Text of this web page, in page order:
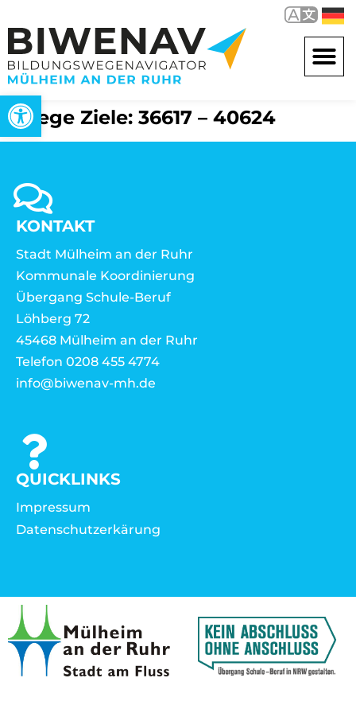
Open toolbar
Wege Ziele: 36617 – 40624
KONTAKT
Stadt Mülheim an der Ruhr
Kommunale Koordinierung
Übergang Schule-Beruf
Löhberg 72
45468 Mülheim an der Ruhr
Telefon 0208 455 4774
info@biwenav-mh.de
QUICKLINKS
Impressum
Datenschutzerkärung